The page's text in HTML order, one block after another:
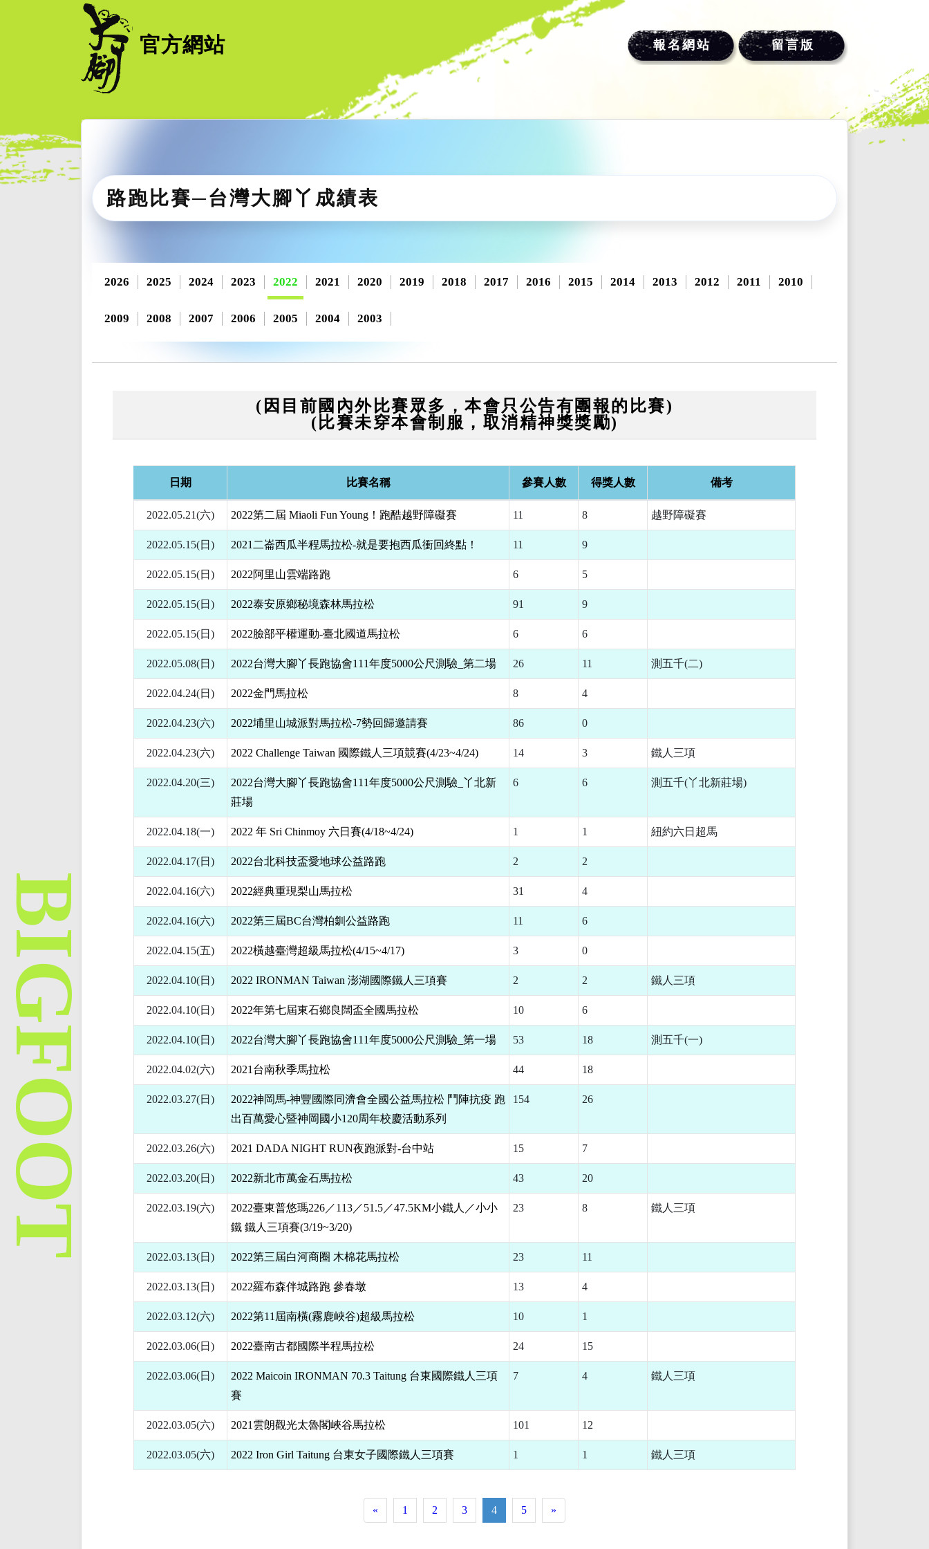
官方網站 報名網站 留言版
路跑比賽─台灣大腳丫成績表
2026 2025 2024 2023 2022 2021 2020 2019 2018 2017 2016 2015 2014 2013 2012 2011 2010
2009 2008 2007 2006 2005 2004 2003
(因目前國內外比賽眾多，本會只公告有團報的比賽)
(比賽未穿本會制服，取消精神獎獎勵)
日期 比賽名稱 參賽人數 得獎人數 備考
2022.05.21(六) 2022第二屆 Miaoli Fun Young！跑酷越野障礙賽 11 8 越野障礙賽
2022.05.15(日) 2021二崙西瓜半程馬拉松-就是要抱西瓜衝回終點！ 11 9
2022.05.15(日) 2022阿里山雲端路跑 6 5
2022.05.15(日) 2022泰安原鄉秘境森林馬拉松 91 9
2022.05.15(日) 2022臉部平權運動-臺北國道馬拉松 6 6
2022.05.08(日) 2022台灣大腳丫長跑協會111年度5000公尺測驗_第二場 26 11 測五千(二)
2022.04.24(日) 2022金門馬拉松 8 4
2022.04.23(六) 2022埔里山城派對馬拉松-7勢回歸邀請賽 86 0
2022.04.23(六) 2022 Challenge Taiwan 國際鐵人三項競賽(4/23~4/24) 14 3 鐵人三項
2022.04.20(三)
2022台灣大腳丫長跑協會111年度5000公尺測驗_丫北新
莊場
6 6 測五千(丫北新莊場)
2022.04.18(一) 2022 年 Sri Chinmoy 六日賽(4/18~4/24) 1 1 紐約六日超馬
2022.04.17(日) 2022台北科技盃愛地球公益路跑 2 2
2022.04.16(六) 2022經典重現梨山馬拉松 31 4
2022.04.16(六) 2022第三屆BC台灣柏釧公益路跑 11 6
2022.04.15(五) 2022橫越臺灣超級馬拉松(4/15~4/17) 3 0
2022.04.10(日) 2022 IRONMAN Taiwan 澎湖國際鐵人三項賽 2 2 鐵人三項
2022.04.10(日) 2022年第七屆東石鄉良闊盃全國馬拉松 10 6
2022.04.10(日) 2022台灣大腳丫長跑協會111年度5000公尺測驗_第一場 53 18 測五千(一)
2022.04.02(六) 2021台南秋季馬拉松 44 18
2022.03.27(日)
2022神岡馬-神豐國際同濟會全國公益馬拉松 鬥陣抗疫 跑
出百萬愛心暨神岡國小120周年校慶活動系列
154 26
2022.03.26(六) 2021 DADA NIGHT RUN夜跑派對-台中站 15 7
2022.03.20(日) 2022新北市萬金石馬拉松 43 20
2022.03.19(六)
2022臺東普悠瑪226／113／51.5／47.5KM小鐵人／小小
鐵 鐵人三項賽(3/19~3/20)
23 8 鐵人三項
2022.03.13(日) 2022第三屆白河商圈 木棉花馬拉松 23 11
2022.03.13(日) 2022羅布森伴城路跑 參春墩 13 4
2022.03.12(六) 2022第11屆南橫(霧鹿峽谷)超級馬拉松 10 1
2022.03.06(日) 2022臺南古都國際半程馬拉松 24 15
2022.03.06(日)
2022 Maicoin IRONMAN 70.3 Taitung 台東國際鐵人三項
賽
7 4 鐵人三項
2022.03.05(六) 2021雲朗觀光太魯閣峽谷馬拉松 101 12
2022.03.05(六) 2022 Iron Girl Taitung 台東女子國際鐵人三項賽 1 1 鐵人三項
« 1 2 3 4 5 »